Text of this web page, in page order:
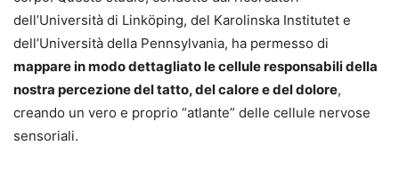
dell’Università di Linköping, del Karolinska Institutet e
dell’Università della Pennsylvania, ha permesso di
mappare in modo dettagliato le cellule responsabili della
nostra percezione del tatto, del calore e del dolore,
creando un vero e proprio “atlante” delle cellule nervose
sensoriali.